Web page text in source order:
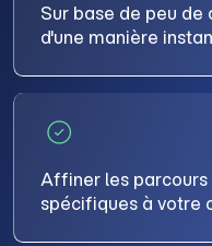
Sur base de peu de
d'une manière
Affiner les
spécifiques à votre